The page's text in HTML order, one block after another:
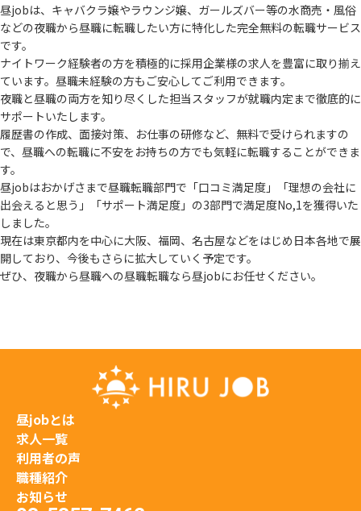
昼jobは、キャバクラ嬢やラウンジ嬢、ガールズバー等の水商売・風俗
などの夜職から昼職に転職したい方に特化した完全無料の転職サービス
です。
ナイトワーク経験者の方を積極的に採用企業様の求人を豊富に取り揃え
ています。 昼職未経験の方もご安心してご利用できます。
夜職と昼職の両方を知り尽くした担当スタッフが就職内定まで徹底的に
サポートいたします。
履歴書の作成、面接対策、お仕事の研修など、無料で受けられますの
で、 昼職への転職に不安をお持ちの方でも気軽に転職することができま
す。
昼jobはおかげさまで昼職転職部門で「口コミ満足度」「理想の会社に
出会えると思う」
「サポート満足度」の3部門で満足度No,1を獲得いた
しました。
現在は東京都内を中心に大阪、福岡、名古屋などをはじめ日本各地で展
開しており、 今後もさらに拡大していく予定です。
ぜひ、夜職から昼職への昼職転職なら昼jobにお任せください。
昼jobとは
求人一覧
利用者の声
職種紹介
お知らせ